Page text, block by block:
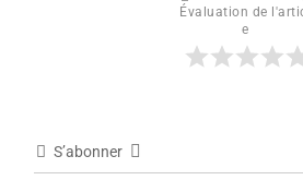
Évaluation de
e
S’abonner